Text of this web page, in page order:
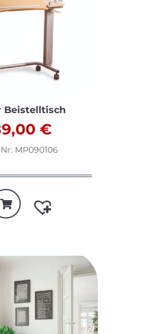
Beistelltisch
€
MP090106